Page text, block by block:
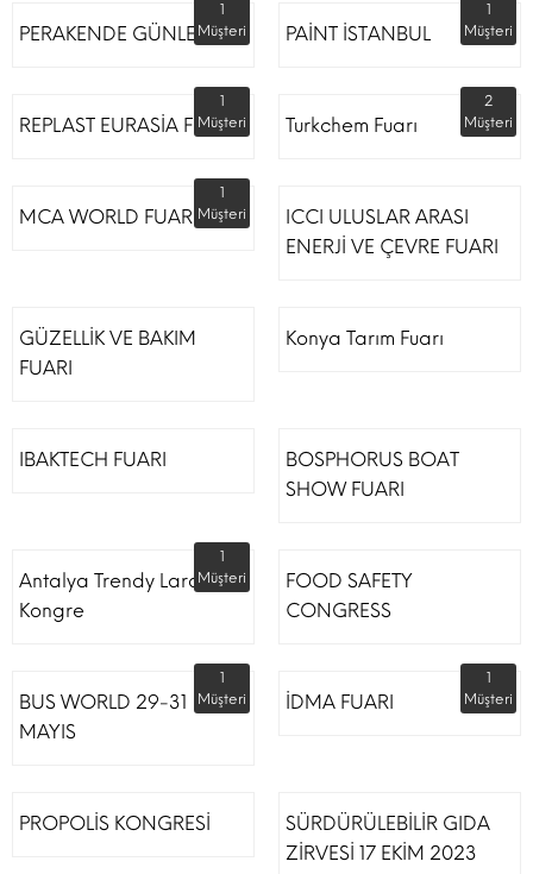
PERAKENDE GÜNLERİ
1
Müşteri
PAİNT İSTANBUL
1
Müşteri
REPLAST EURASİA FUARI
1
Müşteri
Turkchem Fuarı
2
Müşteri
MCA WORLD FUARI
1
Müşteri
ICCI ULUSLAR ARASI
ENERJİ VE ÇEVRE FUARI
GÜZELLİK VE BAKIM
FUARI
Konya Tarım Fuarı
IBAKTECH FUARI
BOSPHORUS BOAT
SHOW FUARI
Antalya Trendy Lara Otel
Kongre
1
Müşteri
FOOD SAFETY
CONGRESS
BUS WORLD 29-31
MAYIS
1
Müşteri
İDMA FUARI
1
Müşteri
PROPOLİS KONGRESİ
SÜRDÜRÜLEBİLİR GIDA
ZİRVESİ 17 EKİM 2023